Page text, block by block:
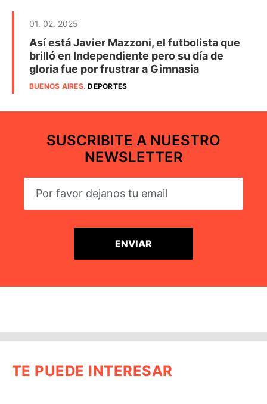
01. 02. 2025
Así está Javier Mazzoni, el futbolista que
brilló en Independiente pero su día de
gloria fue por frustrar a Gimnasia
BUENOS AIRES.DEPORTES
SUSCRIBITE A NUESTRO
NEWSLETTER
TE PUEDE INTERESAR